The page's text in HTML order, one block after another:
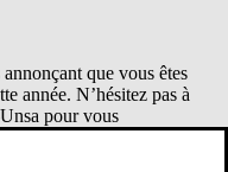
que vous êtes
année. N’hésitez pas à
pour vous